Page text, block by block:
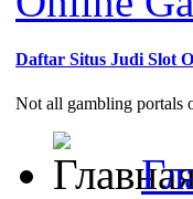
Daftar Situs Judi Slot
Not all gambling portals